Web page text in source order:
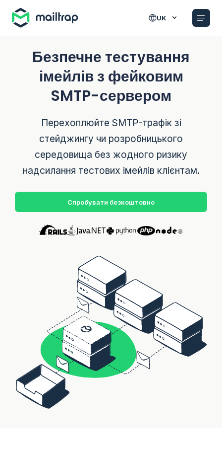
UK
Безпечне тестування
імейлів з фейковим
SMTP-сервером
Перехоплюйте SMTP-трафік зі
стейджингу чи розробницького
середовища без жодного ризику
надсилання тестових імейлів клієнтам.
Спробувати безкоштовно